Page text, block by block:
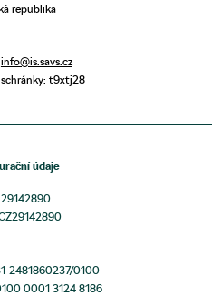
republika
info@is.savs.cz
t9xtj28
údaje
29142890
2481860237/0100
0001 3124 8186